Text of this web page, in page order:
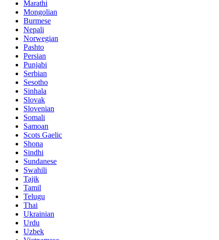
Marathi
Mongolian
Burmese
Nepali
Norwegian
Pashto
Persian
Punjabi
Serbian
Sesotho
Sinhala
Slovak
Slovenian
Somali
Samoan
Scots Gaelic
Shona
Sindhi
Sundanese
Swahili
Tajik
Tamil
Telugu
Thai
Ukrainian
Urdu
Uzbek